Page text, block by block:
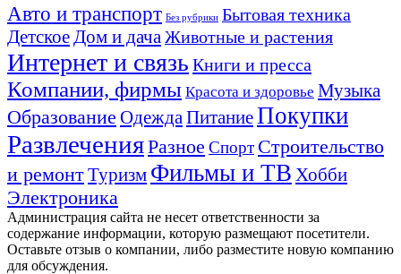
Авто и транспорт Без рубрики Бытовая техника
Детское Дом и дача Животные и растения
Интернет и связь Книги и пресса
Компании, фирмы Красота и здоровье Музыка
Образование Одежда ПитаниеПокупки
РазвлеченияРазное Спорт Строительство
и ремонтТуризм Фильмы и ТВ Хобби
Электроника
Администрация сайта не несет ответственности за
содержание информации, которую размещают посетители.
Оставьте отзыв о компании, либо разместите новую компанию
для обсуждения.